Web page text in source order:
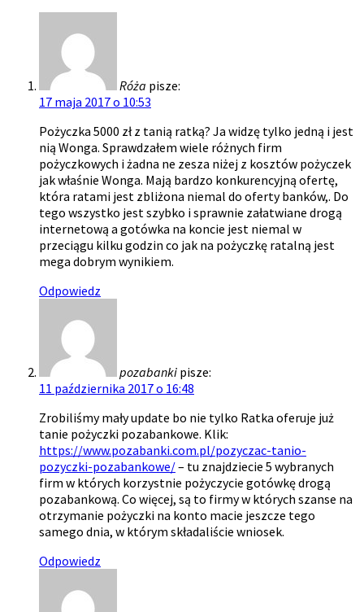
Róża pisze:
17 maja 2017 o 10:53
Pożyczka 5000 zł z tanią ratką? Ja widzę tylko jedną i jest
nią Wonga. Sprawdzałem wiele różnych firm
pożyczkowych i żadna ne zesza niżej z kosztów pożyczek
jak właśnie Wonga. Mają bardzo konkurencyjną ofertę,
która ratami jest zbliżona niemal do oferty banków,. Do
tego wszystko jest szybko i sprawnie załatwiane drogą
internetową a gotówka na koncie jest niemal w
przeciągu kilku godzin co jak na pożyczkę ratalną jest
mega dobrym wynikiem.
Odpowiedz
pozabanki pisze:
11 października 2017 o 16:48
Zrobiliśmy mały update bo nie tylko Ratka oferuje już
tanie pożyczki pozabankowe. Klik:
https://www.pozabanki.com.pl/pozyczac-tanio-
pozyczki-pozabankowe/– tu znajdziecie 5 wybranych
firm w których korzystnie pożyczycie gotówkę drogą
pozabankową. Co więcej, są to firmy w których szanse na
otrzymanie pożyczki na konto macie jeszcze tego
samego dnia, w którym składaliście wniosek.
Odpowiedz